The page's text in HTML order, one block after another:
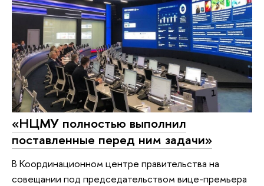
«НЦМУ полностью выполнил
поставленные перед ним задачи»
В Координационном центре правительства на
совещании под председательством вице-премьера